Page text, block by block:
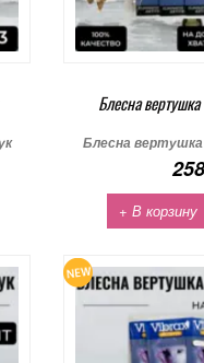
Блесна
Блесна
+ В корзину